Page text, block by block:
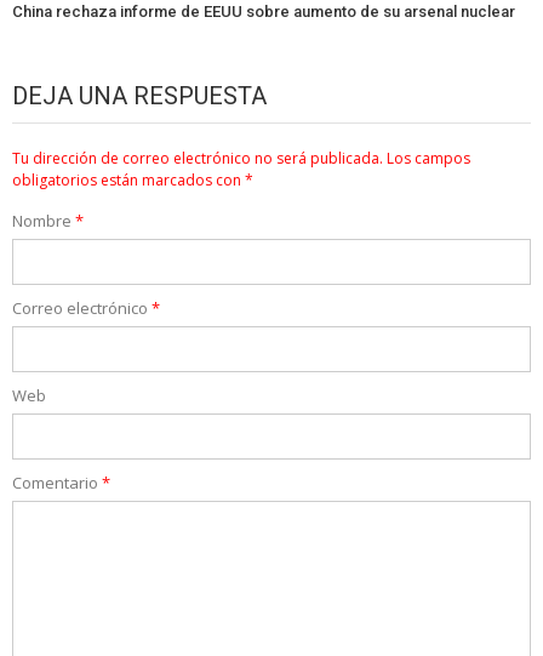
China rechaza informe de EEUU sobre aumento de su arsenal nuclear
DEJA UNA RESPUESTA
Tu dirección de correo electrónico no será publicada. Los campos
obligatorios están marcados con *
Nombre *
Correo electrónico *
Web
Comentario *